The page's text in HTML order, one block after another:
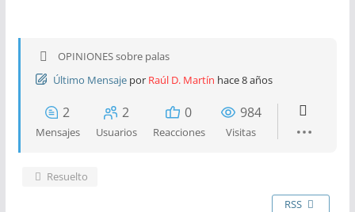
OPINIONES sobre palas
Último Mensaje por Raúl D. Martín hace 8 años
2
Mensajes
2
Usuarios
0
Reacciones
984
Visitas
Resuelto
RSS